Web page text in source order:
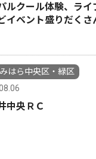
クール体験、ライ
イベント盛りだくさ
はら中央区・緑区
中央ＲＣ